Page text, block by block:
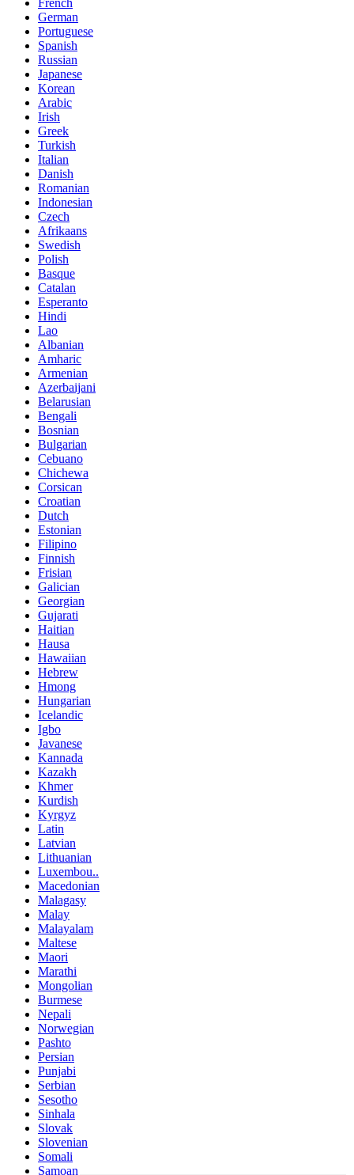
French
German
Portuguese
Spanish
Russian
Japanese
Korean
Arabic
Irish
Greek
Turkish
Italian
Danish
Romanian
Indonesian
Czech
Afrikaans
Swedish
Polish
Basque
Catalan
Esperanto
Hindi
Lao
Albanian
Amharic
Armenian
Azerbaijani
Belarusian
Bengali
Bosnian
Bulgarian
Cebuano
Chichewa
Corsican
Croatian
Dutch
Estonian
Filipino
Finnish
Frisian
Galician
Georgian
Gujarati
Haitian
Hausa
Hawaiian
Hebrew
Hmong
Hungarian
Icelandic
Igbo
Javanese
Kannada
Kazakh
Khmer
Kurdish
Kyrgyz
Latin
Latvian
Lithuanian
Luxembou..
Macedonian
Malagasy
Malay
Malayalam
Maltese
Maori
Marathi
Mongolian
Burmese
Nepali
Norwegian
Pashto
Persian
Punjabi
Serbian
Sesotho
Sinhala
Slovak
Slovenian
Somali
Samoan